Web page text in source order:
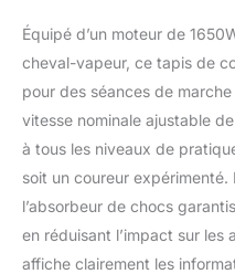
Équipé d’un moteur de
cheval-vapeur, ce tapis de
pour des séances de
vitesse nominale ajustable
à tous les niveaux de
soit un coureur
l’absorbeur de chocs
en réduisant l’impact sur les
affiche clairement les